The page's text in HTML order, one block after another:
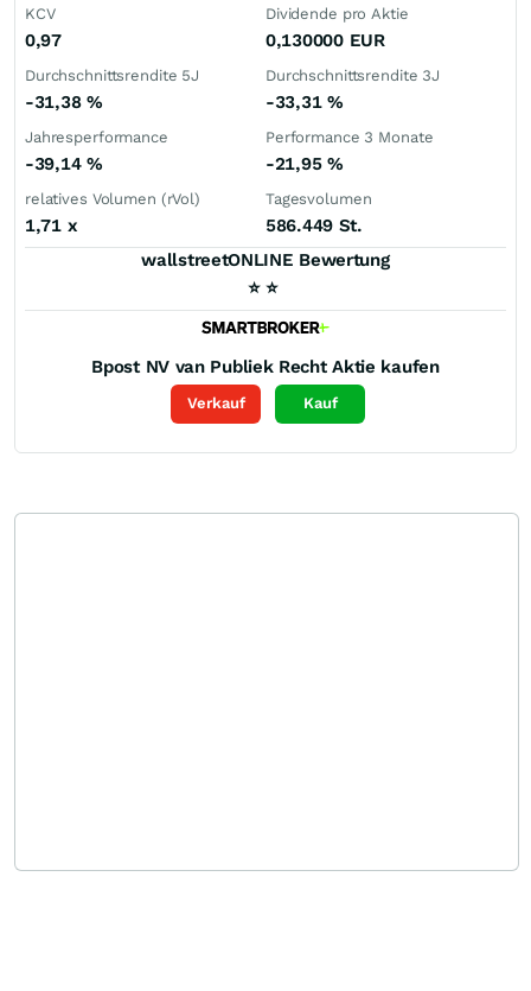
KCV
0,97
Dividende pro Aktie
0,130000 EUR
Durchschnittsrendite 5J
-31,38 %
Durchschnittsrendite 3J
-33,31 %
Jahresperformance
-39,14 %
Performance 3 Monate
-21,95 %
relatives Volumen (rVol)
1,71 x
Tagesvolumen
586.449 St.
wallstreetONLINE Bewertung
⭐ ⭐
Bpost NV van Publiek Recht Aktie kaufen
Verkauf Kauf